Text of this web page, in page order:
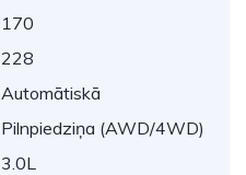
170
228
Automātiskā
Pilnpiedziņa (AWD/4WD)
3.0L